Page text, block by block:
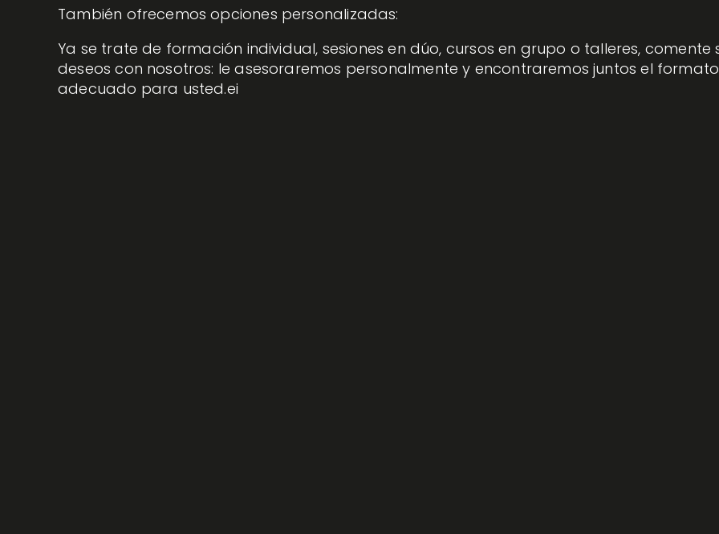
También ofrecemos opciones personalizadas:
Ya se trate de formación individual, sesiones en dúo, cursos en grupo o talleres, comente
deseos con nosotros: le asesoraremos personalmente y encontraremos juntos el
adecuado para usted.ei